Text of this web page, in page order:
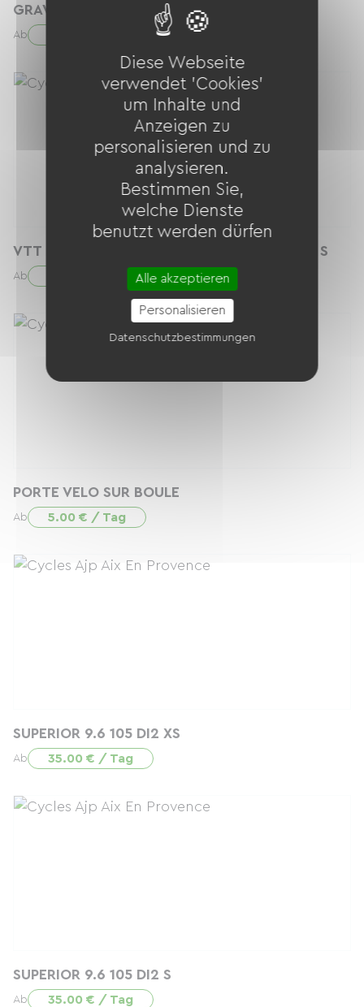
GRAVEL CARBONE ROCKMACHINE L
Ab
VTT ELECTRIQUE BOSCH CX 625 WH TAILLE S
Ab
PORTE VELO SUR BOULE
Ab 5.00 € / Tag
SUPERIOR 9.6 105 DI2 XS
Ab 35.00 € / Tag
SUPERIOR 9.6 105 DI2 S
Ab 35.00 € / Tag
Diese Webseite
verwendet 'Cookies'
um Inhalte und
Anzeigen zu
personalisieren und zu
analysieren.
Bestimmen Sie,
welche Dienste
benutzt werden dürfen
Alle akzeptieren
Personalisieren
Datenschutzbestimmungen